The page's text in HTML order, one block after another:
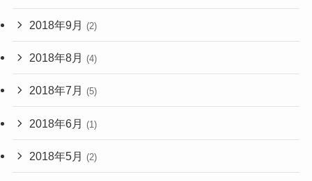
2018年9月 (2)
2018年8月 (4)
2018年7月 (5)
2018年6月 (1)
2018年5月 (2)